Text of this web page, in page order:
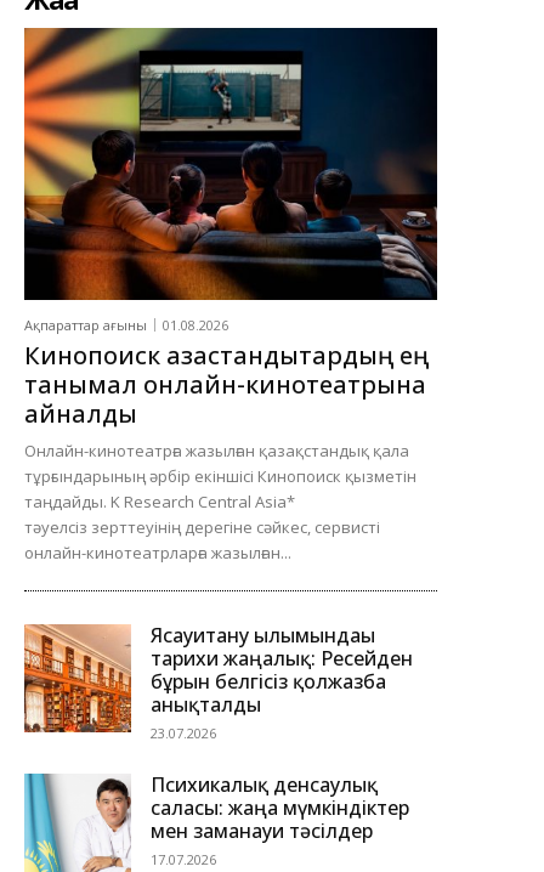
Ақпараттар ағыны 01.08.2026
Кинопоиск қазақстандықтардың ең
танымал онлайн-кинотеатрына
айналды
Онлайн-кинотеатрға жазылған қазақстандық қала
тұрғындарының әрбір екіншісі Кинопоиск қызметін
таңдайды. K Research Central Asia*
тәуелсіз зерттеуінің дерегіне сәйкес, сервисті
онлайн-кинотеатрларға жазылған...
Ясауитану ғылымындағы
тарихи жаңалық: Ресейден
бұрын белгісіз қолжазба
анықталды
23.07.2026
Психикалық денсаулық
саласы: жаңа мүмкіндіктер
мен заманауи тәсілдер
17.07.2026